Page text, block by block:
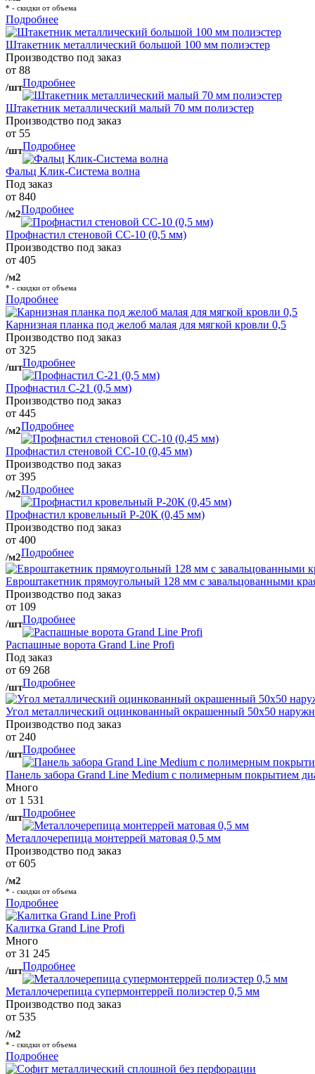
* - скидки от объема
Подробнее
Штакетник металлический большой 100 мм полиэстер
Производство под заказ
от 88
/штПодробнее
Штакетник металлический малый 70 мм полиэстер
Производство под заказ
от 55
/штПодробнее
Фальц Клик-Система волна
Под заказ
от 840
/м2Подробнее
Профнастил стеновой СС-10 (0,5 мм)
Производство под заказ
от 405
/м2
* - скидки от объема
Подробнее
Карнизная планка под желоб малая для мягкой кровли 0,5
Производство под заказ
от 325
/штПодробнее
Профнастил С-21 (0,5 мм)
Производство под заказ
от 445
/м2Подробнее
Профнастил стеновой СС-10 (0,45 мм)
Производство под заказ
от 395
/м2Подробнее
Профнастил кровельный Р-20К (0,45 мм)
Производство под заказ
от 400
/м2Подробнее
Евроштакетник прямоугольный 128 мм с завальцованными
Производство под заказ
от 109
/штПодробнее
Распашные ворота Grand Line Profi
Под заказ
от 69 268
/штПодробнее
Угол металлический оцинкованный окрашенный 50х50
Производство под заказ
от 240
/штПодробнее
Панель забора Grand Line Medium с полимерным покрытием
Много
от 1 531
/штПодробнее
Металлочерепица монтеррей матовая 0,5 мм
Производство под заказ
от 605
/м2
* - скидки от объема
Подробнее
Калитка Grand Line Profi
Много
от 31 245
/штПодробнее
Металлочерепица супермонтеррей полиэстер 0,5 мм
Производство под заказ
от 535
/м2
* - скидки от объема
Подробнее